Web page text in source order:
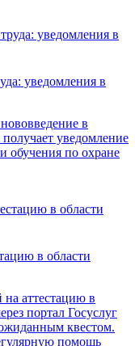
уведомления в
в
уведомление
обучения по охране
в области
на аттестацию в
портал Госуслуг
квестом.
помощь